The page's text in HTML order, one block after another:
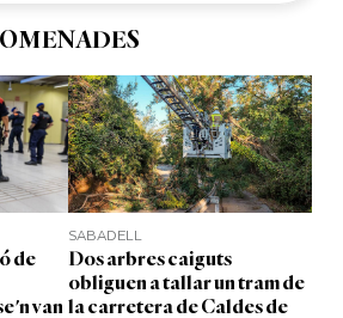
de
van
SABADELL
Dos arbres caiguts
obliguen a tallar un tram de
la carretera de Caldes de